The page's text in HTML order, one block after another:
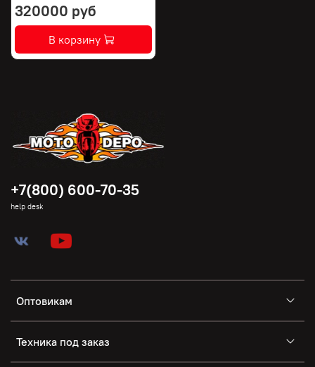
320000 руб
В корзину
Оптовикам
Техника под заказ
+7(800) 600-70-35
help desk